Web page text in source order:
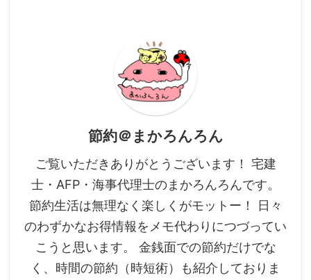
節約＠まかろんろん
ご覧いただきありがとうございます！ 宅建
士・AFP・海事代理士のまかろんろんです。
節約生活は無理なく楽しくがモットー！ 日々
のわずかなお得情報をメモ代わりにつづってい
こうと思います。 金銭面での節約だけでな
く、時間の節約（時短術）も紹介しておりま